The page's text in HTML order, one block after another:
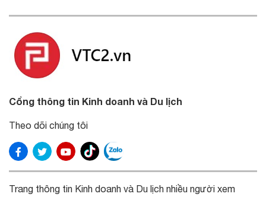
Cổng thông tin Kinh doanh và Du lịch
Theo dõi chúng tôi
Trang thông tin Kinh doanh và Du lịch nhiều người xem